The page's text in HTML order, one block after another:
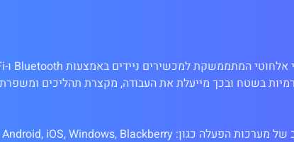
בשטח ובכך מייעלת את העבודה, מקצרת תהליכים